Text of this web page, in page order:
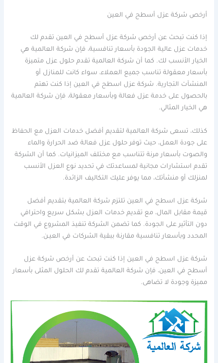
أرخص شركة عزل أسطح في العين
إذا كنت تبحث عن أرخص شركة عزل أسطح في العين تقدم لك
خدمات عزل عالية الجودة بأسعار تنافسية، فإن شركة العالمية هي
الخيار الأنسب لك. كما أن شركة العالمية تقدم حلول عزل متميزة
بأسعار معقولة تناسب جميع العملاء، سواء كانت للمنازل أو
المنشآت التجارية. شركة عزل اسطح في العين إذا كنت تهتم
بالحصول على خدمة عزل فعالة وبأسعار معقولة، فإن شركة العالمية
هي الخيار المثالي.
كذلك، تسعى شركة العالمية لتقديم أفضل خدمات العزل مع الحفاظ
على جودة العمل، حيث توفر حلول عزل فعالة ضد الحرارة والماء
والصوت بأسعار مرنة تتناسب مع مختلف الميزانيات. كما أن الشركة
تقدم استشارات مجانية لمساعدتك في تحديد نوع العزل الأنسب
لمنزلك أو منشأتك، مما يوفر عليك التكاليف الزائدة.
شركة عزل اسطح في العين تلتزم شركة العالمية بتقديم أفضل
قيمة مقابل المال، مع تقديم خدمات العزل بشكل سريع واحترافي
دون التأثير على الجودة. كما تضمن الشركة تنفيذ المشروع في الوقت
المحدد وبأسعار تنافسية مقارنة ببقية الشركات في العيـن.
شركة عزل اسطح في العين إذا كنت تبحث عن أرخص شركة عزل
أسطح في العين، فإن شركة العالمية تقدم لك الحلول المثلى بأسعار
مميزة وجودة لا تضاهى.